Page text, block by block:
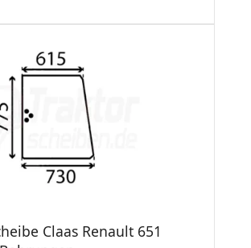
Claas Renault 651